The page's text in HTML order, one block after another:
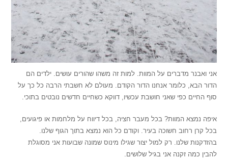
אני ואבנר מדברים על המוות. למות זה משהו שהורים עושים. ילדים הם
הדור הבא, כלומר אנחנו הדור הקודם. מעולם לא חשבתי הרבה כל כך על
סוף החיים כפי שאני חושבת עכשיו, דווקא כשחיים חדשים נובטים בתוכי.
איפה נמצא המוות? בכל מעבר חציה, בכל דיווח על מלחמות או פיגועים,
בכל קרן רחוב חשוכה בעיר. וקודם כל הוא נמצא בתוך הגוף שלנו.
בהזדקנות שלנו. רק למול יצור שגילו מינוס שמונה שבועות אני מסוגלת
להבין כמה זקנה אני בגיל שלושים.